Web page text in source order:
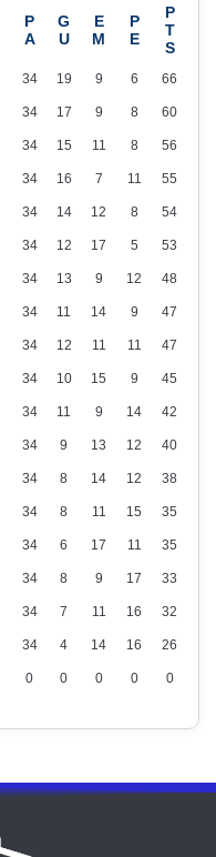
34 19 9 6 66
34 17 9 8 60
34 15 11 8 56
34 16 7 11 55
34 14 12 8 54
34 12 17 5 53
34 13 9 12 48
34 11 14 9 47
34 12 11 11 47
34 10 15 9 45
34 11 9 14 42
34 9 13 12 40
34 8 14 12 38
34 8 11 15 35
34 6 17 11 35
34 8 9 17 33
34 7 11 16 32
34 4 14 16 26
0 0 0 0 0